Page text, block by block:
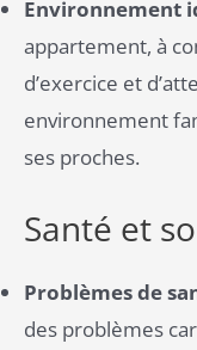
Environnement
appartement, à
d’exercice et
environnement
ses proches.
Santé et
Problèmes de
des problèmes